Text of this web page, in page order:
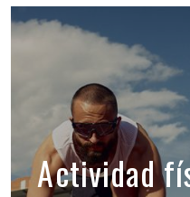
Actividad